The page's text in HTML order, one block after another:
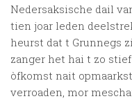
Nedersaksische dail
tien joar leden
heurst dat t Grunnegs
zanger het hai t zo
òfkomst nait
verroaden, mor